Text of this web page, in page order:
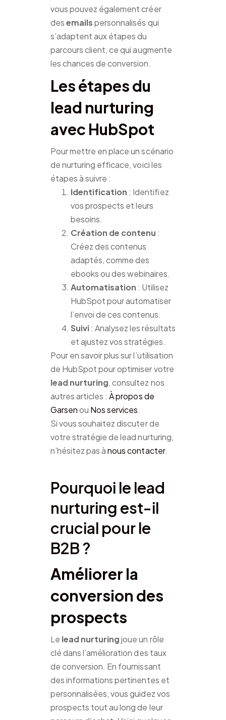
vous pouvez également créer
desemailspersonnalisés qui
s’adaptent aux étapes du
parcours client, ce qui augmente
les chances de conversion.
Les étapes du
lead nurturing
avec HubSpot
Pour mettre en place un scénario
de nurturing efficace, voici les
étapes à suivre :
Identification : Identifiez
vos prospects et leurs
besoins.
Création de contenu :
Créez des contenus
adaptés, comme des
ebooks ou des webinaires.
Automatisation : Utilisez
HubSpot pour automatiser
l’envoi de ces contenus.
Suivi: Analysez les résultats
et ajustez vos stratégies.
Pour en savoir plus sur l’utilisation
de HubSpot pour optimiser votre
lead nurturing, consultez nos
autres articles :À propos de
Garsenou Nos services.
Si vous souhaitez discuter de
votre stratégie de lead nurturing,
n’hésitez pas ànous contacter.
Pourquoi le lead
nurturing est-il
crucial pour le
B2B ?
Améliorer la
conversion des
prospects
Le lead nurturingjoue un rôle
clé dans l’amélioration des taux
de conversion. En fournissant
des informations pertinentes et
personnalisées, vous guidez vos
prospects tout au long de leur